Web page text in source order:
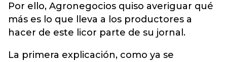
Por ello, Agronegocios quiso averiguar qué
más es lo que lleva a los productores a
hacer de este licor parte de su jornal.
La primera explicación, como ya se